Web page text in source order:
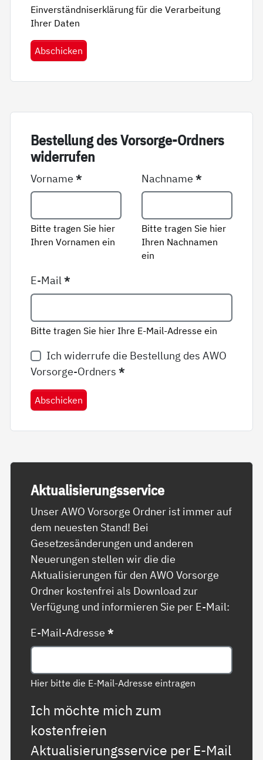
Einverständniserklärung für die Verarbeitung
Ihrer Daten
Abschicken
Be­stel­lung des Vor­sor­ge-Ord­ners
wi­der­ru­fen
Vorname*
Bitte tragen Sie hier
Ihren Vornamen ein
Nachname*
Bitte tragen Sie hier
Ihren Nachnamen
ein
E-Mail*
Bitte tragen Sie hier Ihre E-Mail-Adresse ein
Ich widerrufe die Bestellung des AWO
Vorsorge-Ordners*
Abschicken
Ak­tua­li­sie­rungs­ser­vice
Unser AWO Vorsorge Ordner ist immer auf
dem neuesten Stand! Bei
Gesetzesänderungen und anderen
Neuerungen stellen wir die die
Aktualisierungen für den AWO Vorsorge
Ordner kostenfrei als Download zur
Verfügung und informieren Sie per E-Mail:
E-Mail-Adresse*
Hier bitte die E-Mail-Adresse eintragen
Ich möchte mich zum
kostenfreien
Aktualisierungsservice per E-Mail